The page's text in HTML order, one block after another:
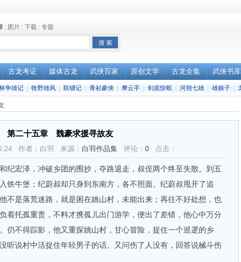
图片 下载 专题
古龙考证 媒体古龙 武侠百家 原创文学 古龙全集 武侠书库
争雄记 牧野雄风 联镖记 青衫豪侠 摩云手 剑底惊螟 河朔七雄 雄娘子
第二十五章 魏豪求援寻故友
作者：白羽 来源： 白羽作品集 评论： 0 点击：
宏泽，冲破乡团的围抄，夺路退走，叔侄两个终至失散。到五
铁牛堡；纪蔚叔却只身到东南方，各不照面。纪蔚叔甩开了追
不是落荒迷路，就是困在姚山村，未能出来；再往不好处想，也
着托孤重责，不料才携孤儿出门游学，便出了差错，他心中万分
仍不得踪影，他又重探姚山村，甘心冒险，捉住一个巡逻的乡
听说村中活捉住年轻男子的话。又问伤了人没有，回答说械斗伤